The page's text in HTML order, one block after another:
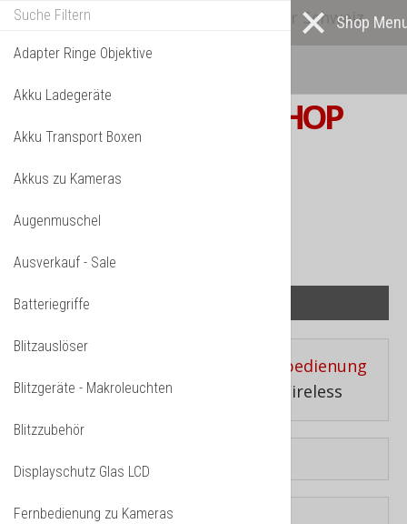
Alle* Artikel ab eigenem Lager in der Schweiz
lieferbar! *
Mehr darüber...
S W I S S PHOTOSHOP
IHR WARENKORB IST NOCH LEER.
Fernbedienung
zu Kameras»Kameraauslöser Wireless
Adapter Ringe Objektive
Akku Ladegeräte
Akku Transport Boxen
Akkus zu Kameras
Augenmuschel
Ausverkauf - Sale
Batteriegriffe
Blitzauslöser
Blitzgeräte - Makroleuchten
Blitzzubehör
Displayschutz Glas LCD
Fernbedienung zu Kameras